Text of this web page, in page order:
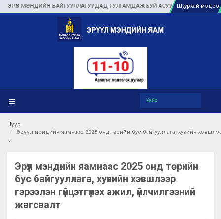
МЭНДИЙН БАЙГУУЛЛАГУУДАД ТУЛГАМДАЖ БУЙ АСУУДЛЫГ ГАЗАР ДЭЭР
Шуурхай мэдээ
Нүүр
Эрүүл мэндийн яамнаас 2025 онд төрийн бус байгууллага, хувийн
Эрүүл мэндийн яамнаас 2025 онд төрийн
бус байгууллага, хувийн хэвшлээр
гэрээлэн гүйцэтгүүлэх ажил, үйлчилгээний
жагсаалт